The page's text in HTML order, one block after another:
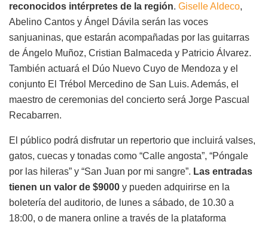
reconocidos intérpretes de la región. Giselle Aldeco,
Abelino Cantos y Ángel Dávila serán las voces
sanjuaninas, que estarán acompañadas por las guitarras
de Ángelo Muñoz, Cristian Balmaceda y Patricio Álvarez.
También actuará el Dúo Nuevo Cuyo de Mendoza y el
conjunto El Trébol Mercedino de San Luis. Además, el
maestro de ceremonias del concierto será Jorge Pascual
Recabarren.
El público podrá disfrutar un repertorio que incluirá valses,
gatos, cuecas y tonadas como “Calle angosta”, “Póngale
por las hileras” y “San Juan por mi sangre”. Las entradas
tienen un valor de $9000 y pueden adquirirse en la
boletería del auditorio, de lunes a sábado, de 10.30 a
18:00, o de manera online a través de la plataforma